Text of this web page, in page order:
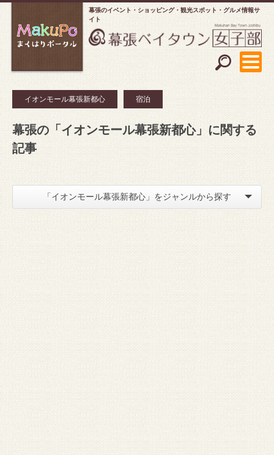
幕張のイベント・ショッピング
観光スポット・グルメ情報サ
イト
イオンモール幕張新都心 宿泊
幕張の「イオンモール幕張新都心」に関する
記事
「イオンモール幕張新都心」をジャンルから探す